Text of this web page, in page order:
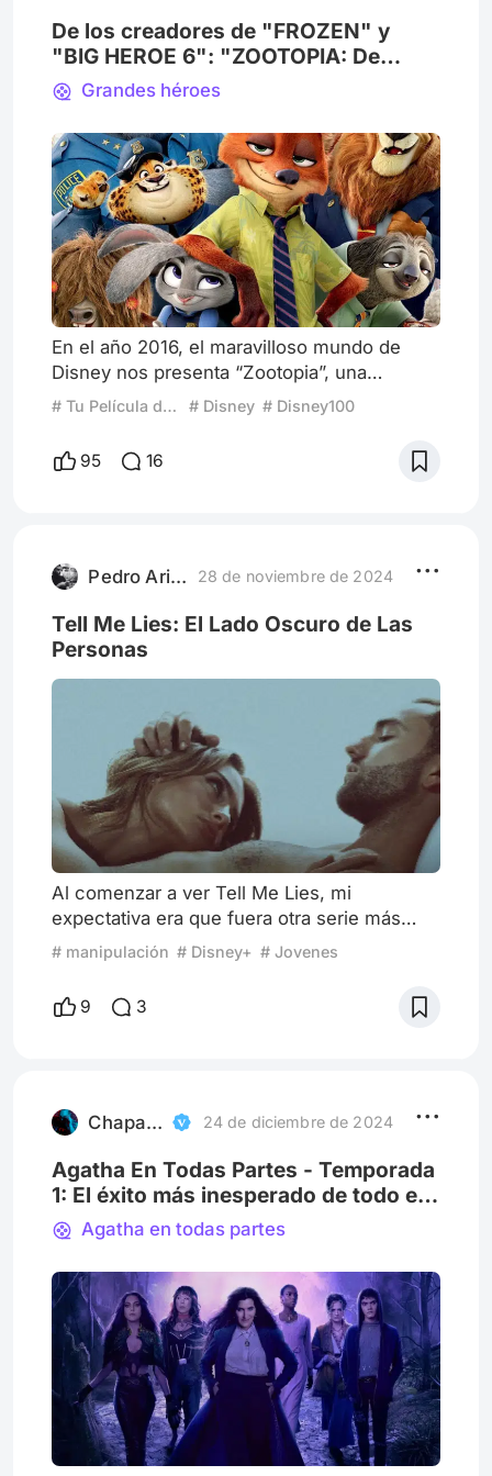
De los creadores de "FROZEN" y
"BIG HEROE 6": "ZOOTOPIA: De
coneja a policía."
Grandes héroes
En el año 2016, el maravilloso mundo de
Disney nos presenta “Zootopia”, una
producción de la compañía Walt Disney
Animation Studios, y dirigida por Byron
Howard y Rich Moore. “Un mundo donde las
presas temían a los depredadores”, así es
con los estándares sociales, llevando a
# Tu Película de Confort # Disney # Disney100
95 16
Pedro Ariel Scuri 28 de noviembre de 2024
Tell Me Lies: El Lado Oscuro de Las
Personas
Al comenzar a ver Tell Me Lies, mi
expectativa era que fuera otra serie más
sobre jóvenes universitarios, con los
clásicos elementos de relaciones amorosas
complicadas, abuso de sustancias y
escenas sexuales. A pesar de que no me
vida de cualquier adolescente o joven
# manipulación # Disney+ # Jovenes
9 3
Chapa Servin 24 de diciembre de 2024
Agatha En Todas Partes - Temporada
1: El éxito más inesperado de todo el
UCMAgatha en todas partes